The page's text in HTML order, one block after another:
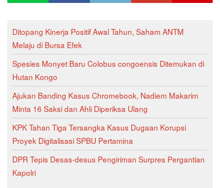
Ditopang Kinerja Positif Awal Tahun, Saham ANTM
Melaju di Bursa Efek
Spesies Monyet Baru Colobus congoensis Ditemukan di
Hutan Kongo
Ajukan Banding Kasus Chromebook, Nadiem Makarim
Minta 16 Saksi dan Ahli Diperiksa Ulang
KPK Tahan Tiga Tersangka Kasus Dugaan Korupsi
Proyek Digitalisasi SPBU Pertamina
DPR Tepis Desas-desus Pengiriman Surpres Pergantian
Kapolri